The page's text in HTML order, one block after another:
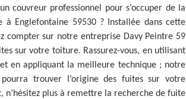
couvreur professionnel pour s’occuper de la
Englefontaine 59530 ? Installée dans cette
compter sur notre entreprise Davy Peintre 59
sur votre toiture. Rassurez-vous, en utilisant
en appliquant la meilleure technique ; notre
trouver l’origine des fuites sur votre
plus à remettre la recherche de fuite